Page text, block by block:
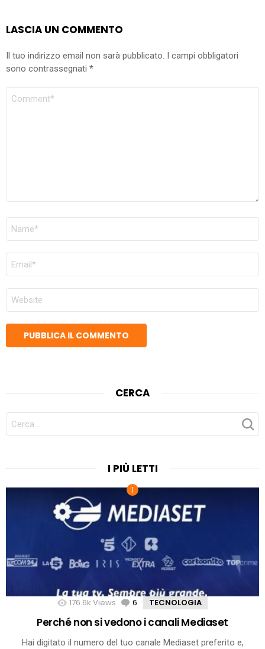
LASCIA UN COMMENTO
Il tuo indirizzo email non sarà pubblicato. I campi obbligatori
sono contrassegnati *
WEB
CERCA
PER:
I PIÙ LETTI
176.6k Views 6 Comments
TECNOLOGIA
Perché non si vedono i canali Mediaset
Hai digitato il numero del tuo canale Mediaset preferito e,